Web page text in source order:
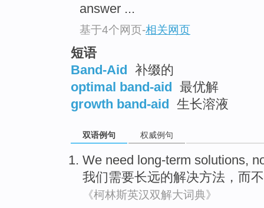
answer ...
基于4个网页-相关网页
短语
Band-Aid 补缀的
optimal band-aid 最优解
growth band-aid 生长溶液
双语例句 权威例句
We need long-term solutions,
我们需要长远的解决方法 ， 而
《柯林斯英汉双解大词典》